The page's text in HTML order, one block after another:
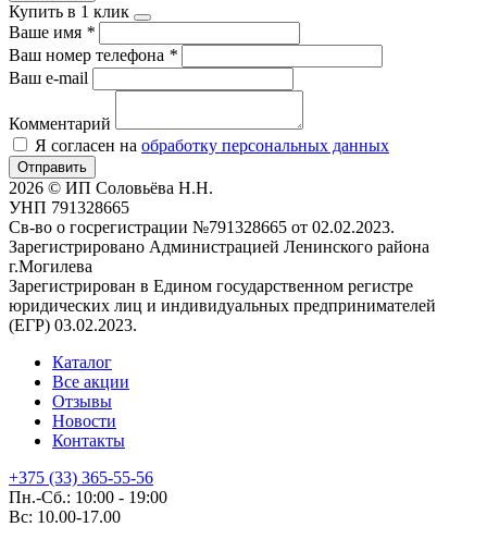
Купить в 1 клик
Ваше имя *
Ваш номер телефона *
Ваш e-mail
Комментарий
Я согласен на обработку персональных данных
Отправить
2026 © ИП Соловьёва Н.Н.
УНП 791328665
Св-во о госрегистрации №791328665 от 02.02.2023.
Зарегистрировано Администрацией Ленинского района
г.Могилева
Зарегистрирован в Едином государственном регистре
юридических лиц и индивидуальных предпринимателей
(ЕГР) 03.02.2023.
Каталог
Все акции
Отзывы
Новости
Контакты
+375 (33) 365-55-56
Пн.-Сб.: 10:00 - 19:00
Вс: 10.00-17.00